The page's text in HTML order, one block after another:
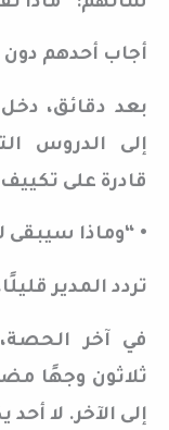
أجاب أحدهم
بعد دقائق،
إلى الدروس
قادرة على
• “وماذا سيبقى
تردد المدير
في آخر الحصة،
ثلاثون وجهًا
إلى الآخر. لا